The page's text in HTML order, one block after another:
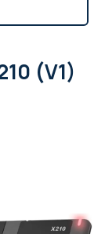
(V1)